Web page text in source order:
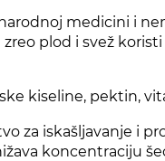
medicini i
plod i svež
kiseline, pektin,
za iskašljavanje i
koncentraciju